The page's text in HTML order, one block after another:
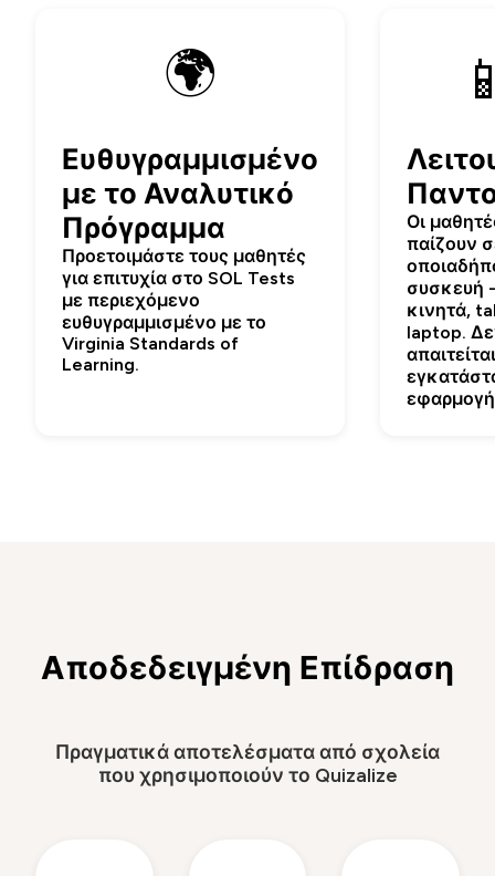
🌍
Ευθυγραμμισμένο
με το Αναλυτικό
Πρόγραμμα
Προετοιμάστε τους μαθητές
για επιτυχία στο SOL Tests
με περιεχόμενο
ευθυγραμμισμένο με το
Virginia Standards of
Learning.
Οι
παίζουν
συσκευή -
κινητά,
laptop.
απαιτείται
Αποδεδειγμένη Επίδραση
Πραγματικά αποτελέσματα από σχολεία
που χρησιμοποιούν το Quizalize